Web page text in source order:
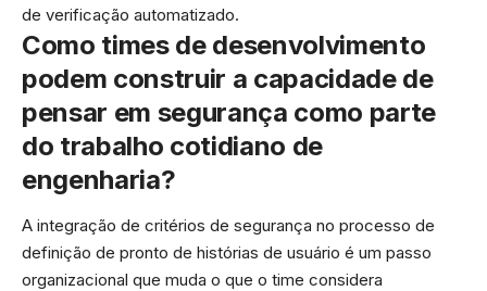
de verificação automatizado.
Como times de desenvolvimento
podem construir a capacidade de
pensar em segurança como parte
do trabalho cotidiano de
engenharia?
A integração de critérios de segurança no processo de
definição de pronto de histórias de usuário é um passo
organizacional que muda o que o time considera